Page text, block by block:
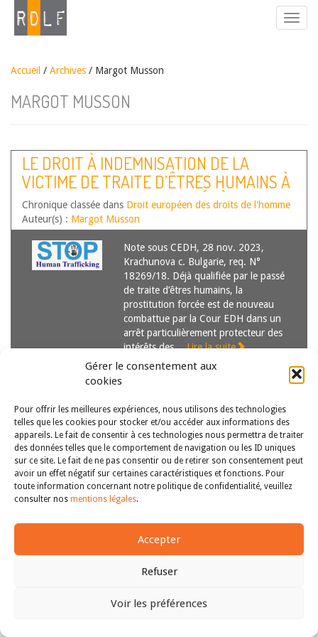
Gérer le consentement aux
cookies
Pour offrir les meilleures expériences, nous utilisons des technologies
telles que les cookies pour stocker et/ou accéder aux informations des
appareils. Le fait de consentir à ces technologies nous permettra de traiter
des données telles que le comportement de navigation ou les ID uniques
sur ce site. Le fait de ne pas consentir ou de retirer son consentement peut
avoir un effet négatif sur certaines caractéristiques et fonctions. Pour
toute information concernant notre politique de confidentialité, veuillez
consulter nos mentions légales.
Accepter
Refuser
Voir les préférences
Accueil / Archives / Margot Musson
MARGOT MUSSON
LE DROIT À INDEMNISATION DE LA
VICTIME DE TRAITE D’ÊTRES HUMAINS À
L’ENCONTRE DE SON PROXÉNÈTE AU
TITRE DES REVENUS GÉNÉRÉS PAR SON
ACTIVITÉ SEXUELLE
Chronique classée dans Droit européen des droits de l'homme
Auteur(s) : Margot Musson
Note sous CEDH, 28 nov. 2023,
Krachunova c. Bulgarie, req. N°
18269/18. Déjà qualifiée par le passé
de traite d’êtres humains, la
prostitution forcée est de nouveau
combattue par la Cour EDH dans un
arrêt particulièrement protecteur des
intérêts des…Lire la suite
Copyright © 2011-2026Revue des droits et libertés fondamentaux
| Tous droits réservés |mentions légales